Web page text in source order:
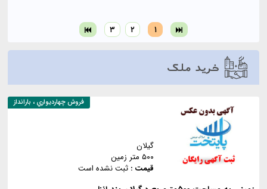
۱ ۲ ۳
خرید ملک
فروشچهارديواري ، بارانداز
گیلان
۵۰۰ متر زمین
قیمت : ثبت نشده است